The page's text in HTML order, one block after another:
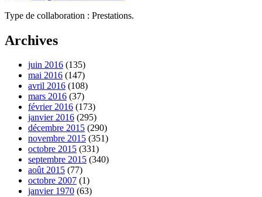
Type de collaboration : Prestations.
Archives
juin 2016 (135)
mai 2016 (147)
avril 2016 (108)
mars 2016 (37)
février 2016 (173)
janvier 2016 (295)
décembre 2015 (290)
novembre 2015 (351)
octobre 2015 (331)
septembre 2015 (340)
août 2015 (77)
octobre 2007 (1)
janvier 1970 (63)